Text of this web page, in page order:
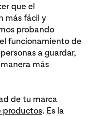
que el
más fácil y
probando
funcionamiento de
a guardar,
más
de tu marca
productos. Es la